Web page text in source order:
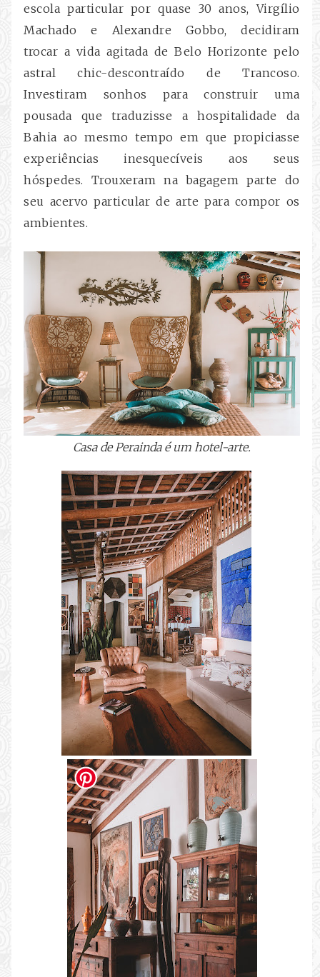
escola particular por quase 30 anos, Virgílio
Machado e Alexandre Gobbo, decidiram
trocar a vida agitada de Belo Horizonte pelo
astral chic-descontraído de Trancoso.
Investiram sonhos para construir uma
pousada que traduzisse a hospitalidade da
Bahia ao mesmo tempo em que propiciasse
experiências inesquecíveis aos seus
hóspedes. Trouxeram na bagagem parte do
seu acervo particular de arte para compor os
ambientes.
Casa de Perainda é um hotel-arte.